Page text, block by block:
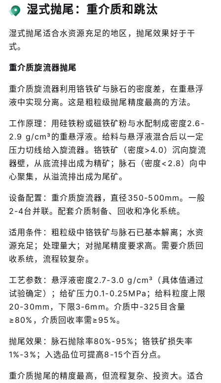
湿式抛尾：重介质和跳汰
湿式抛尾适合水资源充足的地区，抛尾效果好于干
式。
重介质旋流器抛尾
重介质旋流器利用铬铁矿与脉石的密度差，在重悬浮
液中实现分离。这是粗粒级抛尾精度最高的方法。
工作原理：用硅铁粉或磁铁矿粉与水配制成密度2.6-
2.9 g/cm³的重悬浮液。给料与悬浮液混合后以一定
压力切线给入旋流器。铬铁矿（密度>4.0）沉向旋流
器壁，从底流排出成为精矿；脉石（密度<2.8）向中
心聚集，从溢流排出成为尾矿。
设备配置：重介质旋流器，直径350-500mm。一般
2-4台并联。配套介质制备、回收和净化系统。
适用条件：粗粒级中铬铁矿与脉石已基本解离；水资
源充足；处理量大；对抛尾精度要求高。需要介质回
收系统，流程较复杂。
工艺参数：悬浮液密度2.7-3.0 g/cm³（具体值通过
试验确定）；给矿压力0.1-0.25MPa；给料粒度上限
20-30mm，下限3-6mm。介质中-325目含量
≥80%，介质回收率需≥95%。
抛尾效果：脉石抛除率80%-95%；铬铁矿损失率
1%-3%；入选品位可提高8-15个百分点。
重介质抛尾的精度最高，但流程复杂、投资大。适合